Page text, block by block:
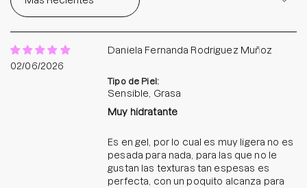
02/06/2026
Daniela Fernanda Rodriguez Muñoz
Tipo de Piel:
Sensible, Grasa
Muy hidratante
Es en gel, por lo cual es muy ligera no es
pesada para nada, para las que no le
gustan las texturas tan espesas es
perfecta, con un poquito alcanza para